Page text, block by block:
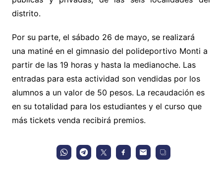
distrito.
Por su parte, el sábado 26 de mayo, se realizará
una matiné en el gimnasio del polideportivo Monti a
partir de las 19 horas y hasta la medianoche. Las
entradas para esta actividad son vendidas por los
alumnos a un valor de 50 pesos. La recaudación es
en su totalidad para los estudiantes y el curso que
más tickets venda recibirá premios.